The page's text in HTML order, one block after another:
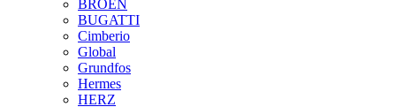
BROEN
BUGATTI
Cimberio
Global
Grundfos
Hermes
HERZ